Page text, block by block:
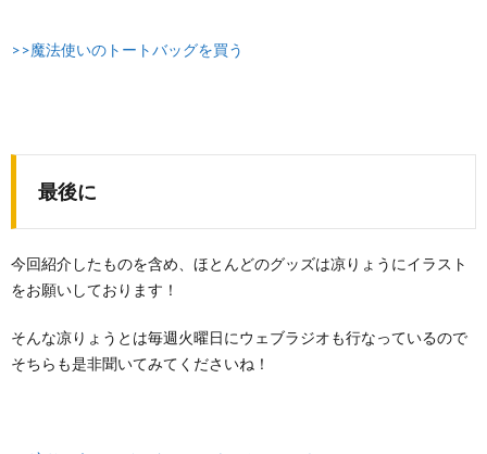
>>魔法使いのトートバッグを買う
最後に
今回紹介したものを含め、ほとんどのグッズは凉りょうにイラスト
をお願いしております！
そんな凉りょうとは毎週火曜日にウェブラジオも行なっているので
そちらも是非聞いてみてくださいね！